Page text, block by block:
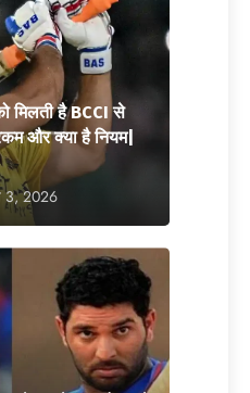
मिलती है BCCI से
और क्या है नियम|
3, 2026